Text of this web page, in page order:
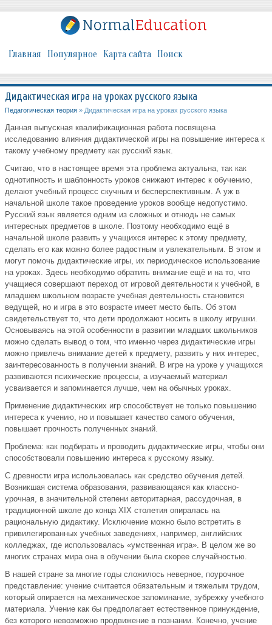
Главная Популярное Карта сайта Поиск
Дидактическая игра на уроках русского языка
Педагогическая теория » Дидактическая игра на уроках русского языка
Данная выпускная квалификационная работа посвящена
исследованию влияния дидактической игры на повышение интереса к
такому учебному предмету как русский язык.
Считаю, что в настоящее время эта проблема актуальна, так как
однотипность и шаблонность уроков снижают интерес к обучению,
делают учебный процесс скучным и бесперспективным. А уж в
начальной школе такое проведение уроков вообще недопустимо.
Русский язык является одним из сложных и отнюдь не самых
интересных предметов в школе. Поэтому необходимо ещё в
начальной школе развить у учащихся интерес к этому предмету,
сделать его как можно более радостным и увлекательным. В этом и
могут помочь дидактические игры, их периодическое использование
на уроках. Здесь необходимо обратить внимание ещё и на то, что
учащиеся совершают переход от игровой деятельности к учебной, в
младшем школьном возрасте учебная деятельность становится
ведущей, но и игра в это возрасте имеет место быть. Об этом
свидетельствует то, что дети продолжают носить в школу игрушки.
Основываясь на этой особенности в развитии младших школьников
можно сделать вывод о том, что именно через дидактические игры
можно привлечь внимание детей к предмету, развить у них интерес,
заинтересованность в получении знаний. В игре на уроке у учащихся
развиваются психические процессы, а изучаемый материал
усваивается и запоминается лучше, чем на обычных уроках.
Применение дидактических игр способствует не только повышению
интереса к учению, но и повышает качество самого обучения,
повышает прочность полученных знаний.
Проблема: как подбирать и проводить дидактические игры, чтобы они
способствовали повышению интереса к русскому языку.
С древности игра использовалась как средство обучения детей.
Возникшая система образования, развивающаяся как классно-
урочная, в значительной степени авторитарная, рассудочная, в
традиционной школе до конца XIX столетия опиралась на
рациональную дидактику. Исключение можно было встретить в
привилегированных учебных заведениях, например, английских
колледжах, где использовалась «умственная игра». В целом же во
многих странах мира она в обучении была скорее случайностью.
В нашей стране за многие годы сложилось неверное, поурочное
представление: учение считается обязательным и тяжелым трудом,
который опирается на механическое запоминание, зубрежку учебного
материала. Учение как бы предполагает естественное принуждение,
без которого невозможно продвижение в познании. Конечно, учение